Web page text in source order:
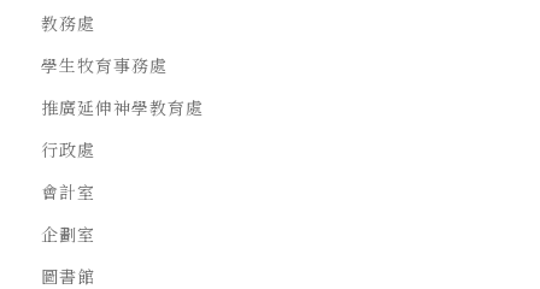
教務處
學生牧育事務處
推廣延伸神學教育處
行政處
會計室
企劃室
圖書館